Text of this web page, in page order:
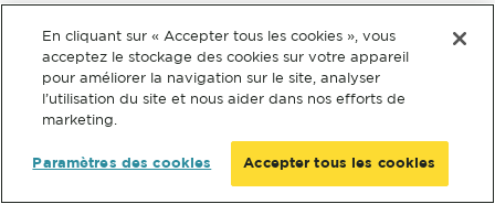
En cliquant sur « Accepter tous les cookies », vous
acceptez le stockage des cookies sur votre appareil
pour améliorer la navigation sur le site, analyser
l’utilisation du site et nous aider dans nos efforts de
marketing.
Paramètres des cookies Accepter tous les cookies